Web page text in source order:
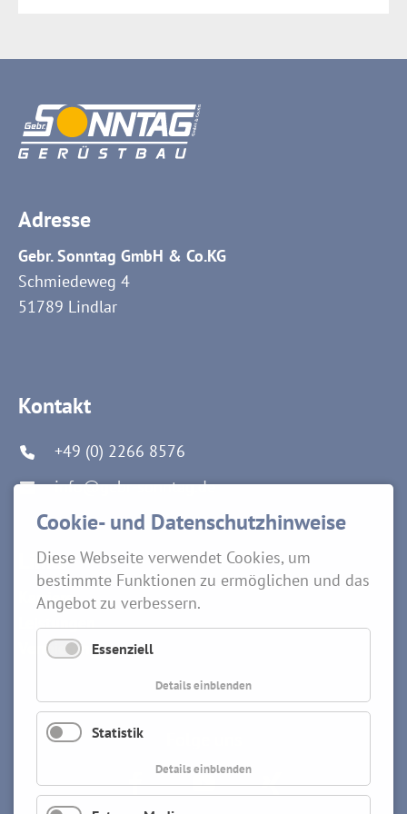
ERFOLGSGESCHICHTEN
Adresse
Gebr. Sonntag GmbH & Co.KG
Schmiedeweg 4
51789 Lindlar
Kontakt
+49 (0) 2266 8576
info@gebr-sonntag.de
Links
Karriere
Leistungen
Vermietung
Cookie- und Datenschutzhinweise
Diese Webseite verwendet Cookies, um
bestimmte Funktionen zu ermöglichen und das
Angebot zu verbessern.
Essenziell
Details einblenden
Statistik
Details einblenden